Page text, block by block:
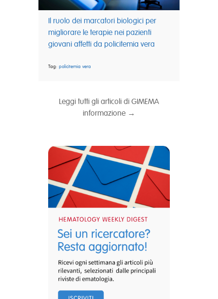
Il ruolo dei marcatori biologici per
migliorare le terapie nei pazienti
giovani affetti da policitemia vera
Tag: policitemia vera
Leggi tutti gli articoli di GIMEMA
informazione →